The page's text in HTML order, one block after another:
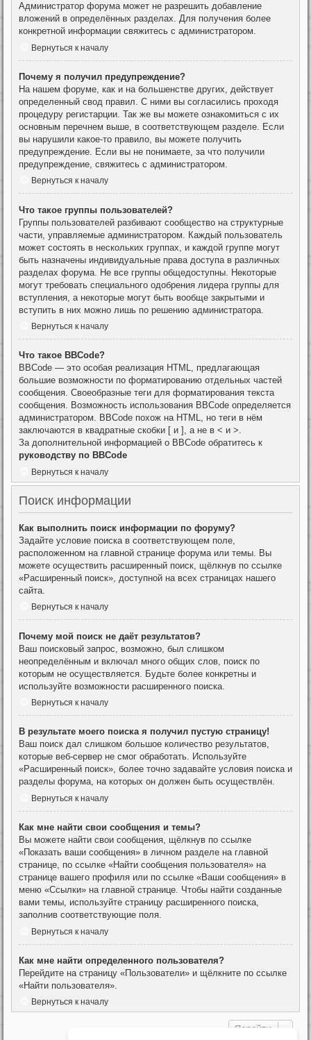
Администратор форума может не разрешить добавление
вложений в определённых разделах. Для получения более
конкретной информации свяжитесь с администратором.
Вернуться к началу
Почему я получил предупреждение?
На нашем форуме, как и на большенстве других, действует
определенный свод правил. С ними вы согласились проходя
процедуру регистарции. Так же вы можете ознакомиться с их
основным перечнем выше, в соответствующем разделе. Если
вы нарушили какое-то правило, вы можете получить
предупреждение. Если вы не понимаете, за что получили
предупреждение, свяжитесь с администратором.
Вернуться к началу
Что такое группы пользователей?
Группы пользователей разбивают сообщество на структурные
части, управляемые администратором. Каждый пользователь
может состоять в нескольких группах, и каждой группе могут
быть назначены индивидуальные права доступа в различных
разделах форума. Не все группы общедоступны. Некоторые
могут требовать специального одобрения лидера группы для
вступления, а некоторые могут быть вообще закрытыми и
вступить в них можно лишь по решению администратора.
Вернуться к началу
Что такое BBCode?
BBCode — это особая реализация HTML, предлагающая
большие возможности по форматированию отдельных частей
сообщения. Своеобразные теги для форматирования текста
сообщения. Возможность использования BBCode определяется
администратором. BBCode похож на HTML, но теги в нём
заключаются в квадратные скобки [ и ], а не в < и >.
За дополнительной информацией о BBCode обратитесь к
руководству по BBCode
Вернуться к началу
Поиск информации
Как выполнить поиск информации по форуму?
Задайте условие поиска в соответствующем поле,
расположенном на главной странице форума или темы. Вы
можете осуществить расширенный поиск, щёлкнув по ссылке
«Расширенный поиск», доступной на всех страницах нашего
сайта.
Вернуться к началу
Почему мой поиск не даёт результатов?
Ваш поисковый запрос, возможно, был слишком
неопределённым и включал много общих слов, поиск по
которым не осуществляется. Будьте более конкретны и
используйте возможности расширенного поиска.
Вернуться к началу
В результате моего поиска я получил пустую страницу!
Ваш поиск дал слишком большое количество результатов,
которые веб-сервер не смог обработать. Используйте
«Расширенный поиск», более точно задавайте условия поиска и
разделы форума, на которых он должен быть осуществлён.
Вернуться к началу
Как мне найти свои сообщения и темы?
Вы можете найти свои сообщения, щёлкнув по ссылке
«Показать ваши сообщения» в личном разделе на главной
странице, по ссылке «Найти сообщения пользователя» на
странице вашего профиля или по ссылке «Ваши сообщения» в
меню «Ссылки» на главной странице. Чтобы найти созданные
вами темы, используйте страницу расширенного поиска,
заполнив соответствующие поля.
Вернуться к началу
Как мне найти определенного пользователя?
Перейдите на страницу «Пользователи» и щёлкните по ссылке
«Найти пользователя».
Вернуться к началу
Перейти